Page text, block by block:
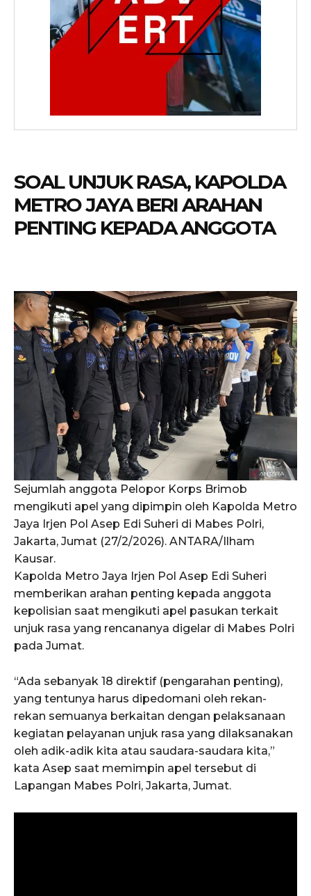
SOAL UNJUK RASA, KAPOLDA
METRO JAYA BERI ARAHAN
PENTING KEPADA ANGGOTA
Sejumlah anggota Pelopor Korps Brimob
mengikuti apel yang dipimpin oleh Kapolda Metro
Jaya Irjen Pol Asep Edi Suheri di Mabes Polri,
Jakarta, Jumat (27/2/2026). ANTARA/Ilham
Kausar.
Kapolda Metro Jaya Irjen Pol Asep Edi Suheri
memberikan arahan penting kepada anggota
kepolisian saat mengikuti apel pasukan terkait
unjuk rasa yang rencananya digelar di Mabes Polri
pada Jumat.
“Ada sebanyak 18 direktif (pengarahan penting),
yang tentunya harus dipedomani oleh rekan-
rekan semuanya berkaitan dengan pelaksanaan
kegiatan pelayanan unjuk rasa yang dilaksanakan
oleh adik-adik kita atau saudara-saudara kita,”
kata Asep saat memimpin apel tersebut di
Lapangan Mabes Polri, Jakarta, Jumat.